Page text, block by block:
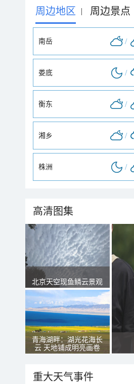
周边地区 | 周边景点
南岳 /
娄底 /
衡东 /
湘乡 /
株洲 /
高清图集
北京天空现鱼鳞云景观
青海湖畔：湖光花海长
云 天地铺成明亮画卷
重大天气事件